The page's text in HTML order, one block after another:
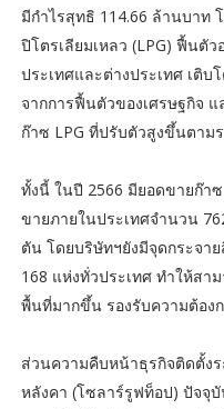
มีกำไรสุทธิ 114.66 ล้านบาท
ปิโตรเลียมเหลว (LPG) ฟื้นตั
ประเทศและต่างประเทศ เติบ
จากการฟื้นตัวของเศรษฐกิจ
ก๊าซ LPG ที่ปรับตัวสูงขึ้นตาม
ทั้งนี้ ในปี 2566 มียอดขายก๊า
ขายภายในประเทศจำนวน
ตัน โดยบริษัทฯยังมีจุดกระจา
168 แห่งทั่วประเทศ ทำให้สา
พื้นที่มากขึ้น รองรับความต้อง
ส่วนความคืบหน้าธุรกิจติดตั้ง
หลังคา (โซลาร์รูฟท็อป) ปัจจุ